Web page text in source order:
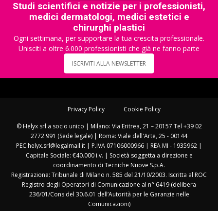
Studi scientifici e notizie per i professionisti,
medici dermatologi, medici estetici e
chirurghi plastici
Ogni settimana, per supportare la tua crescita professionale.
Unisciti a oltre 6.000 professionisti che già ne fanno parte
ISCRIVITI ALLA NEWSLETTER
Privacy Policy Cookie Policy
© Helyx srl a socio unico | Milano: Via Eritrea, 21 – 20157 Tel +39 02
2772 991 (Sede legale) | Roma: Viale dell'Arte, 25 - 00144
PEC helyx.srl@legalmail.it | P.IVA 07106000966 | REA MI - 1935962 |
Capitale Sociale: €40.000 i.v. | Società soggetta a direzione e
coordinamento di Tecniche Nuove S.p.A.
Registrazione: Tribunale di Milano n. 585 del 21/10/2003. Iscritta al ROC
Registro degli Operatori di Comunicazione al n° 6419 (delibera
236/01/Cons del 30.6.01 dell’Autorità per le Garanzie nelle
Comunicazioni)